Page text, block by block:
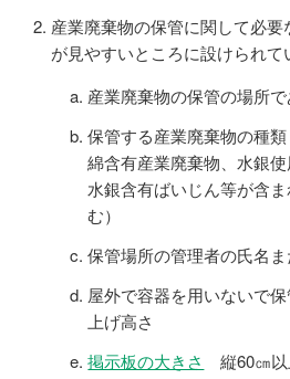
産業廃棄物の保管に関して必
が見やすいところに設けられて
産業廃棄物の保管の場所
保管する産業廃棄物の種
綿含有産業廃棄物、水銀
水銀含有ばいじん等が含
む）
保管場所の管理者の氏名
屋外で容器を用いないで
上げ高さ
掲示板の大きさ
縦60㎝